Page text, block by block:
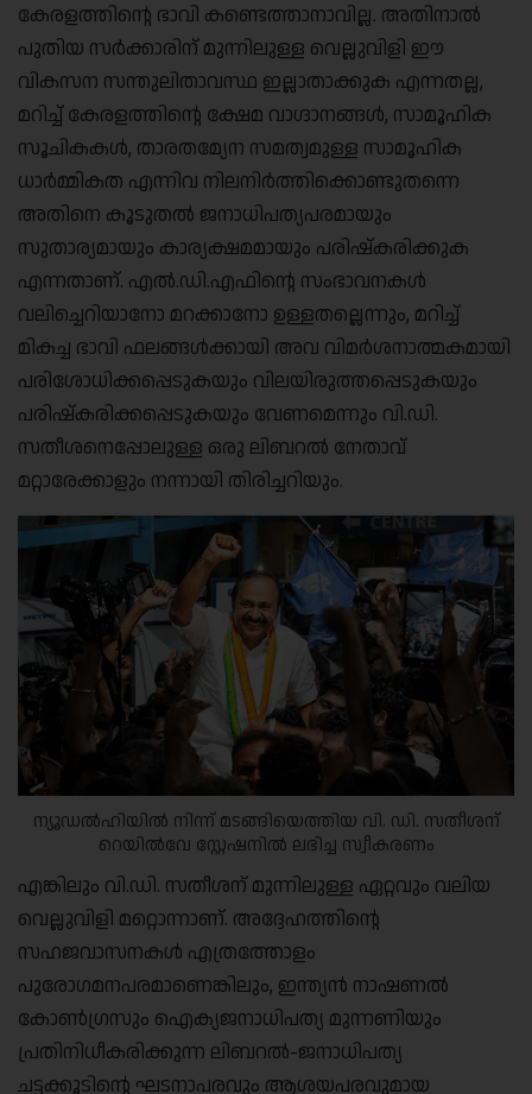
കേരളത്തിന്റെ ഭാവി കണ്ടെത്താനാവില്ല. അതിനാൽ
പുതിയ സർക്കാരിന് മുന്നിലുള്ള വെല്ലുവിളി ഈ
വികസന സന്തുലിതാവസ്ഥ ഇല്ലാതാക്കുക എന്നതല്ല,
മറിച്ച് കേരളത്തിന്റെ ക്ഷേമ വാഗ്ദാനങ്ങൾ, സാമൂഹിക
സൂചികകൾ, താരതമ്യേന സമത്വമുള്ള സാമൂഹിക
ധാർമ്മികത എന്നിവ നിലനിർത്തിക്കൊണ്ടുതന്നെ
അതിനെ കൂടുതൽ ജനാധിപത്യപരമായും
സുതാര്യമായും കാര്യക്ഷമമായും പരിഷ്കരിക്കുക
എന്നതാണ്. എൽ.ഡി.എഫിന്റെ സംഭാവനകൾ
വലിച്ചെറിയാനോ മറക്കാനോ ഉള്ളതല്ലെന്നും, മറിച്ച്
മികച്ച ഭാവി ഫലങ്ങൾക്കായി അവ വിമർശനാത്മകമായി
പരിശോധിക്കപ്പെടുകയും വിലയിരുത്തപ്പെടുകയും
പരിഷ്കരിക്കപ്പെടുകയും വേണമെന്നും വി.ഡി.
സതീശനെപ്പോലുള്ള ഒരു ലിബറൽ നേതാവ്
മറ്റാരേക്കാളും നന്നായി തിരിച്ചറിയും.
ന്യൂഡൽഹിയിൽ നിന്ന് മടങ്ങിയെത്തിയ വി. ഡി. സതീശന്
റെയിൽവേ സ്റ്റേഷനിൽ ലഭിച്ച സ്വീകരണം
എങ്കിലും വി.ഡി. സതീശന് മുന്നിലുള്ള ഏറ്റവും വലിയ
വെല്ലുവിളി മറ്റൊന്നാണ്. അദ്ദേഹത്തിന്റെ
സഹജവാസനകൾ എത്രത്തോളം
പുരോഗമനപരമാണെങ്കിലും, ഇന്ത്യൻ നാഷണൽ
കോൺഗ്രസും ഐക്യജനാധിപത്യ മുന്നണിയും
പ്രതിനിധീകരിക്കുന്ന ലിബറൽ-ജനാധിപത്യ
ചട്ടക്കൂടിന്റെ ഘടനാപരവും ആശയപരവുമായ